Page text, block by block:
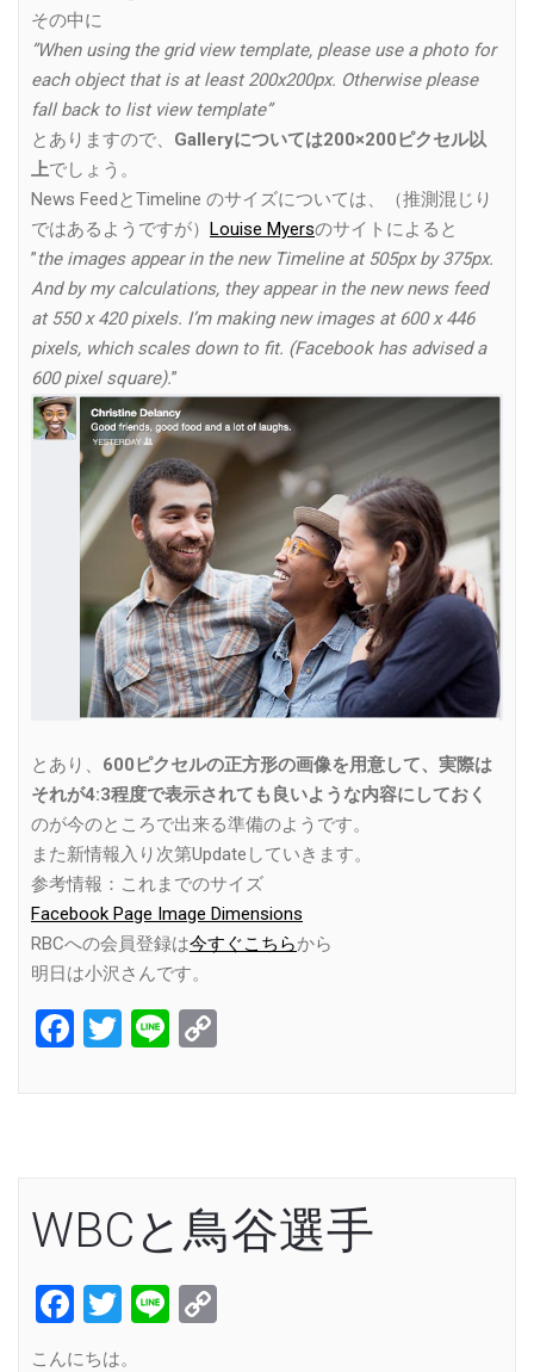
その中に
”When using the grid view template, please use a photo for
each object that is at least 200x200px. Otherwise please
fall back to list view template”
とありますので、 Galleryについては200×200ピクセル以
上でしょう。
News FeedとTimeline のサイズについては、（推測混じり
ではあるようですが） Louise Myersのサイトによると
”the images appear in the new Timeline at 505px by 375px.
And by my calculations, they appear in the new news feed
at 550 x 420 pixels. I’m making new images at 600 x 446
pixels, which scales down to fit. (Facebook has advised a
600 pixel square).”
とあり、 600ピクセルの正方形の画像を用意して、実際は
それが4:3程度で表示されても良いような内容にしておく
のが今のところで出来る準備のようです。
また新情報入り次第Updateしていきます。
参考情報：これまでのサイズ
Facebook Page Image Dimensions
RBCへの会員登録は今すぐこちらから
明日は小沢さんです。
Facebook
Twitter
Line
WBCと鳥谷選手
Facebook
Twitter
Line
こんにちは。